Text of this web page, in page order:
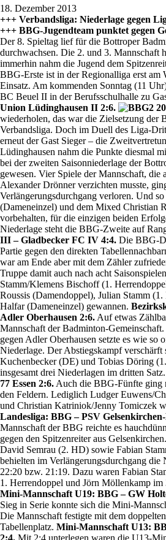
18. Dezember 2013
+++ Verbandsliga: Niederlage gegen
+++ BBG-Jugendteam punktet gegen
Der 8. Spieltag lief für die Bottroper
durchwachsen. Die 2. und 3. Mannschaft
immerhin nahm die Jugend dem
BBG-Erste ist in der Regionalliga erst am
Einsatz. Am kommenden Sonntag (11
BC Beuel II in der Berufsschulhalle zu
Union Lüdinghausen II 2:6.
wiederholen, das war die Zielsetzung der
Verbandsliga. Doch im Duell des Liga-
erneut der Gast Sieger – die
Lüdinghausen nahm die Punkte diesmal
bei der zweiten Saisonniederlage der
gewesen. Vier Spiele der Mannschaft,
Alexander Drönner verzichten musste,
Verlängerungsdurchgang verloren. Und
(Dameneinzel) und dem Mixed Christian
vorbehalten, für die einzigen beiden
Niederlage steht die BBG-Zweite auf
III – Gladbecker FC IV 4:4. Die BBG-
Partie gegen den direkten
war am Ende aber mit dem Zähler
Truppe damit auch nach acht
Stamm/Klemens Bischoff (1.
Roussis (Damendoppel), Julian Stamm
Halfar (Dameneinzel) gewannen.
Adler Oberhausen 2:6. Auf etwas
Mannschaft der Badminton-
gegen Adler Oberhausen setzte es wie so
Niederlage. Der Abstiegskampf verschärft
Kuchenbecker (DE) und Tobias Döring
insgesamt drei Niederlagen im dritten Satz.
77 Essen 2:6. Auch die BBG-Fünfte ging
den Feldern. Lediglich Ludger Euwens/
und Christian Katriniok/Jenny Tomiczek
Landesliga: BBG – PSV
Mannschaft der BBG reichte es
gegen den Spitzenreiter aus
David Semrau (2. HD) sowie Fabian
behielten im Verlängerungsdurchgang die
22:20 bzw. 21:19. Dazu waren Fabian
1. Herrendoppel und Jörn Möllenkamp
Mini-Mannschaft U19: BBG – GW
Sieg in Serie konnte sich die Mini-
Die Mannschaft festigte mit dem
Tabellenplatz. Mini-Mannschaft U13:
2:4. Mit 2:4 unterlegen waren die U13-